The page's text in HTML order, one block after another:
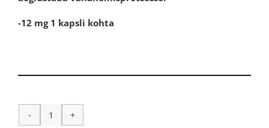
-12 mg 1 kapsli kohta
ASTAKSANTIIN